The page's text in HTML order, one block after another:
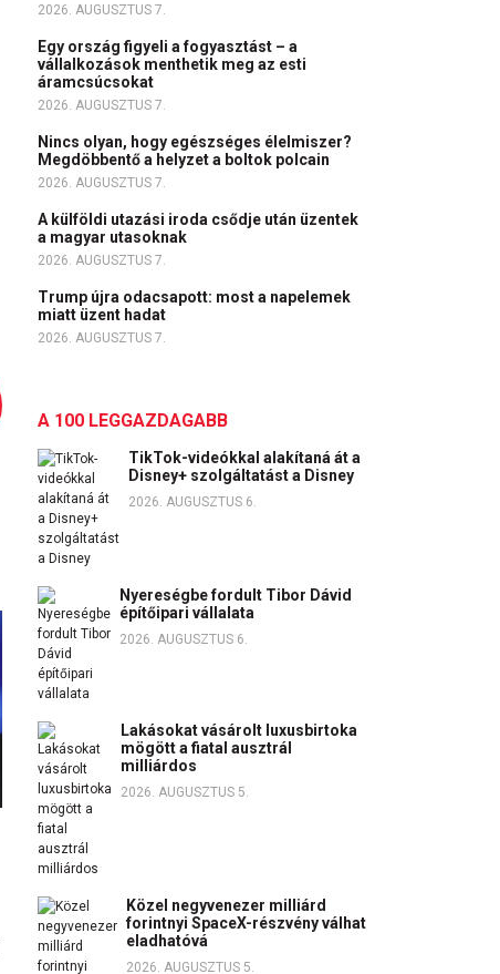
2026. AUGUSZTUS 7.
Egy ország figyeli a fogyasztást – a
vállalkozások menthetik meg az esti
áramcsúcsokat
2026. AUGUSZTUS 7.
Nincs olyan, hogy egészséges élelmiszer?
Megdöbbentő a helyzet a boltok polcain
2026. AUGUSZTUS 7.
A külföldi utazási iroda csődje után üzentek
a magyar utasoknak
2026. AUGUSZTUS 7.
Trump újra odacsapott: most a napelemek
miatt üzent hadat
2026. AUGUSZTUS 7.
A 100 LEGGAZDAGABB
TikTok-videókkal alakítaná át a
Disney+ szolgáltatást a Disney
2026. AUGUSZTUS 6.
Nyereségbe fordult Tibor Dávid
építőipari vállalata
2026. AUGUSZTUS 6.
Lakásokat vásárolt luxusbirtoka
mögött a fiatal ausztrál
milliárdos
2026. AUGUSZTUS 5.
Közel negyvenezer milliárd
forintnyi SpaceX-részvény válhat
eladhatóvá
2026. AUGUSZTUS 5.